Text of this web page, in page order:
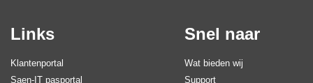
Links
Klantenportal
Saen-IT pasportal
Snel naar
Wat bieden wij
Support